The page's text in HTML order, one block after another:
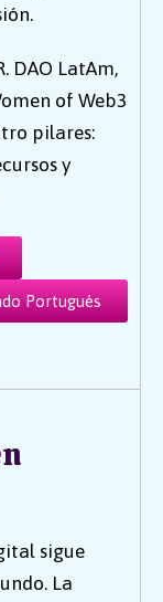
DAO LatAm,
of Web3
pilares:
y
Portugués
sigue
La